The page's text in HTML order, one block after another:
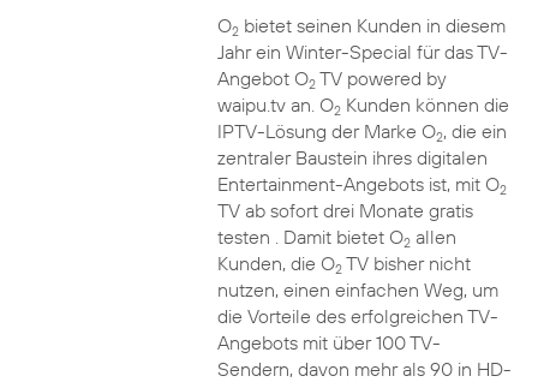
O2bietet seinen Kunden in diesem
Jahr ein Winter-Special für das TV-
Angebot O2TV powered by
waipu.tv an. O2Kunden können die
IPTV-Lösung der Marke O2, die ein
zentraler Baustein ihres digitalen
Entertainment-Angebots ist, mit O2
TV ab sofort drei Monate gratis
testen . Damit bietet O2allen
Kunden, die O2TV bisher nicht
nutzen, einen einfachen Weg, um
die Vorteile des erfolgreichen TV-
Angebots mit über 100 TV-
Sendern, davon mehr als 90 in HD-